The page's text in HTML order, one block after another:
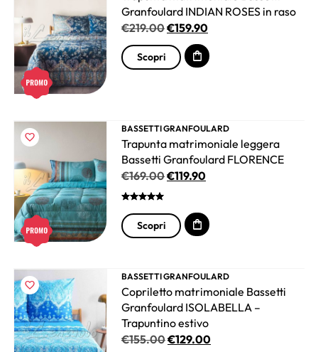
Granfoulard INDIAN ROSES in raso
€219.00€159.90
Scopri
BASSETTI GRANFOULARD
Trapunta matrimoniale leggera
Bassetti Granfoulard FLORENCE
€169.00€119.90
Scopri
BASSETTI GRANFOULARD
Copriletto matrimoniale Bassetti
Granfoulard ISOLABELLA –
Trapuntino estivo
€155.00€129.00